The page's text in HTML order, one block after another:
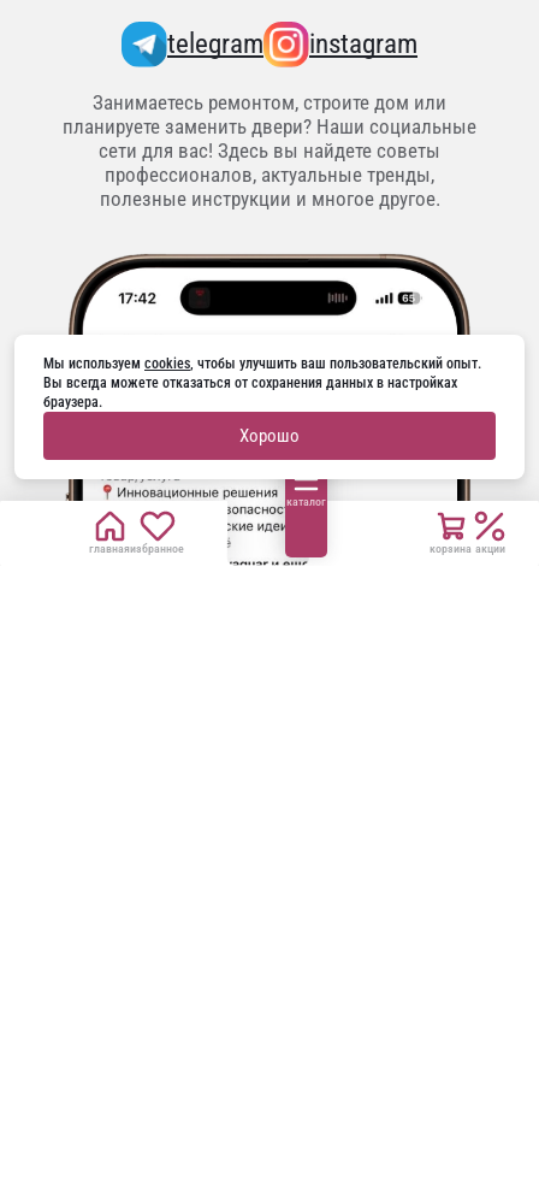
главнаяизбранное
каталог
корзина акции
telegram instagram
Занимаетесь ремонтом, строите дом или
планируете заменить двери? Наши социальные
сети для вас! Здесь вы найдете советы
профессионалов, актуальные тренды,
полезные инструкции и многое другое.
Мы используем cookies, чтобы улучшить ваш пользовательский опыт.
Вы всегда можете отказаться от сохранения данных в настройках
браузера.
Хорошо